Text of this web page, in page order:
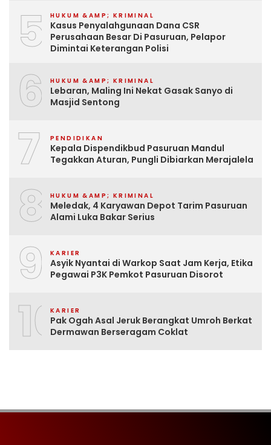
5 HUKUM &AMP; KRIMINAL
Kasus Penyalahgunaan Dana CSR
Perusahaan Besar Di Pasuruan, Pelapor
Dimintai Keterangan Polisi
6 HUKUM &AMP; KRIMINAL
Lebaran, Maling Ini Nekat Gasak Sanyo di
Masjid Sentong
7 PENDIDIKAN
Kepala Dispendikbud Pasuruan Mandul
Tegakkan Aturan, Pungli Dibiarkan Merajalela
8 HUKUM &AMP; KRIMINAL
Meledak, 4 Karyawan Depot Tarim Pasuruan
Alami Luka Bakar Serius
9 KARIER
Asyik Nyantai di Warkop Saat Jam Kerja, Etika
Pegawai P3K Pemkot Pasuruan Disorot
10KARIER
Pak Ogah Asal Jeruk Berangkat Umroh Berkat
Dermawan Berseragam Coklat